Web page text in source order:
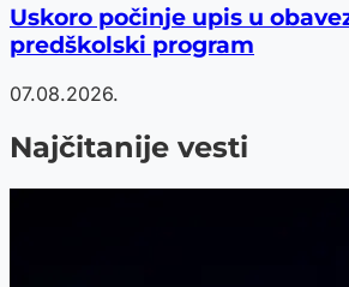
Uskoro počinje upis u
predškolski program
07.08.2026.
Najčitanije vesti